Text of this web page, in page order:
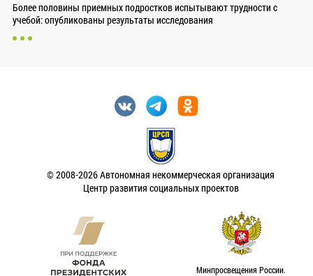
Более половины приемных подростков испытывают трудности с
учебой: опубликованы результаты исследования
© 2008-2026 Автономная некоммерческая организация
Центр развития социальных проектов
Минпросвещения России.